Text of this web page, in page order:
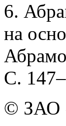
6.
на
С.
© ЗАО